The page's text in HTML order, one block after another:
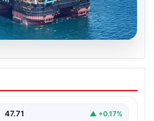
bir dev geçti.
geçebilmek için
47.71 ▲ +0.17%